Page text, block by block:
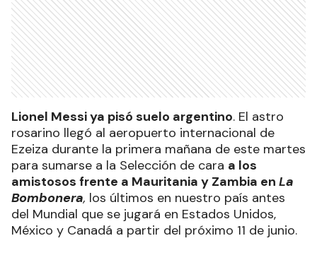
Lionel Messi ya pisó suelo argentino. El astro
rosarino llegó al aeropuerto internacional de
Ezeiza durante la primera mañana de este martes
para sumarse a la Selección de cara a los
amistosos frente a Mauritania y Zambia en La
Bombonera, los últimos en nuestro país antes
del Mundial que se jugará en Estados Unidos,
México y Canadá a partir del próximo 11 de junio.